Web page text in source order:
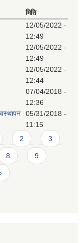
मिति
12/05/2022 -
12:49
12/05/2022 -
12:49
12/05/2022 -
12:44
07/04/2018 -
12:36
05/31/2018 -
11:15
2 3
8 9